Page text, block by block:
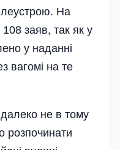
На
заяв, так як у
у наданні
вагомі на те
не в тому
розпочинати